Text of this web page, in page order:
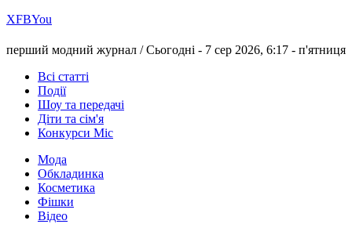
ХFBYou
перший модний журнал /Сьогодні - 7 сер 2026, 6:17 - п'ятниця
Всі статті
Події
Шоу та передачі
Діти та сім'я
Конкурси Міс
Мода
Обкладинка
Косметика
Фішки
Відео